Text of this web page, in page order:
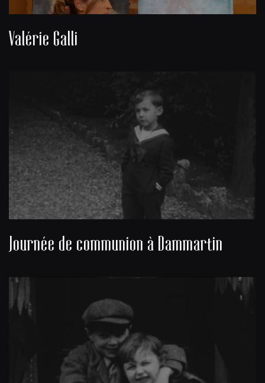
Valérie Galli
Journée de communion à Dammartin